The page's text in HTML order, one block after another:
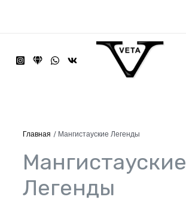
Главная Мангистауские Легенды
Мангистауские
Легенды